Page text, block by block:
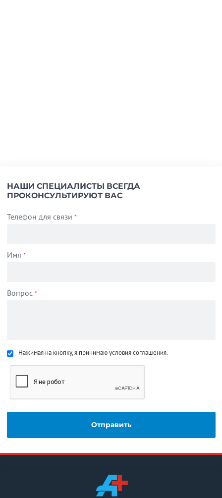
НАШИ СПЕЦИАЛИСТЫ ВСЕГДА
ПРОКОНСУЛЬТИРУЮТ ВАС
Телефон для связи *
Имя *
Вопрос *
Нажимая на кнопку, я принимаю условия соглашения.